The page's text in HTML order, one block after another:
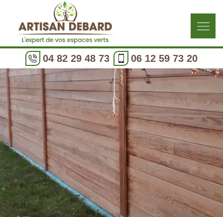
04 82 29 48 73 06 12 59 73 20